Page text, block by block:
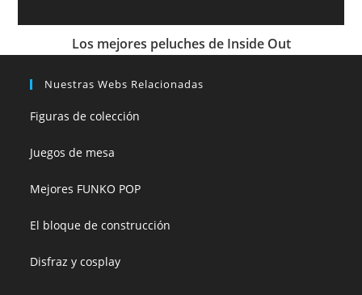
Los mejores peluches de Inside Out
Nuestras Webs Relacionadas
Figuras de colección
Juegos de mesa
Mejores FUNKO POP
El bloque de construcción
Disfraz y cosplay